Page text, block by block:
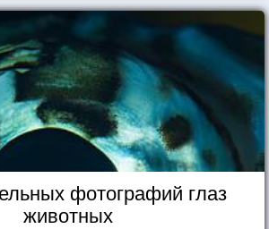
фотографий глаз
животных